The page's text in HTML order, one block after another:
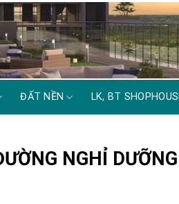
ĐẤT NỀN LK, BT
NGHỈ DƯỠNG